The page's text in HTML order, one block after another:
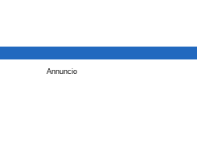
Annuncio